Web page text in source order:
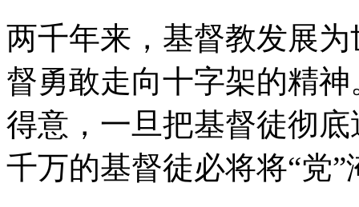
两千年来，基督教发展
督勇敢走向十字架的精
得意，一旦把基督徒彻
千万的基督徒必将将“党”